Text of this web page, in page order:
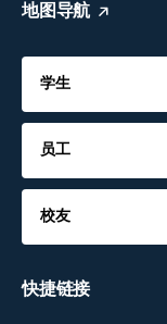
地图导航
学生
员工
校友
快捷链接